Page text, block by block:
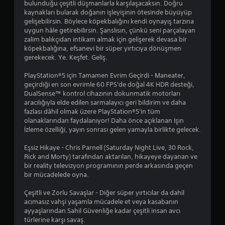
d
ı
bulunduğu çeşitli düşmanlarla karşılaşacaksın. Doğru
kaynakları bularak doğanın işleyişinin ötesinde büyüyüp
gelişebilirsin. Böylece köpekbalığını kendi oynayış tarzına
uygun hâle getirebilirsin. Şanslısın, çünkü seni parçalayan
zalim balıkçıdan intikam almak için gelişerek devasa bir
köpekbalığına, efsanevi bir süper yırtıcıya dönüşmen
gerekecek. Ye. Keşfet. Geliş.
PlayStation®5 için Tamamen Evrim Geçirdi - Maneater,
geçirdiği en son evrimle 60 FPS'de doğal 4K HDR desteği,
DualSense™ kontrol cihazının dokunmatik motorları
aracılığıyla elde edilen sarmalayıcı geri bildirim ve daha
fazlası dâhil olmak üzere PlayStation®5'in tüm
olanaklarından faydalanıyor! Daha önce açıklanan Işın
İzleme özelliği, yayın sonrası gelen yamayla birlikte gelecek.
Eşsiz Hikaye - Chris Parnell (Saturday Night Live, 30 Rock,
Rick and Morty) tarafından aktarılan, hikayeye dayanan ve
bir reality televizyon programının perde arkasında geçen
bir mücadelede oyna.
Çeşitli ve Zorlu Savaşlar - Diğer süper yırtıcılar da dahil
acımasız vahşi yaşamla mücadele et veya kasabanın
ayyaşlarından Sahil Güvenliğe kadar çeşitli insan avcı
türlerine karşı savaş.